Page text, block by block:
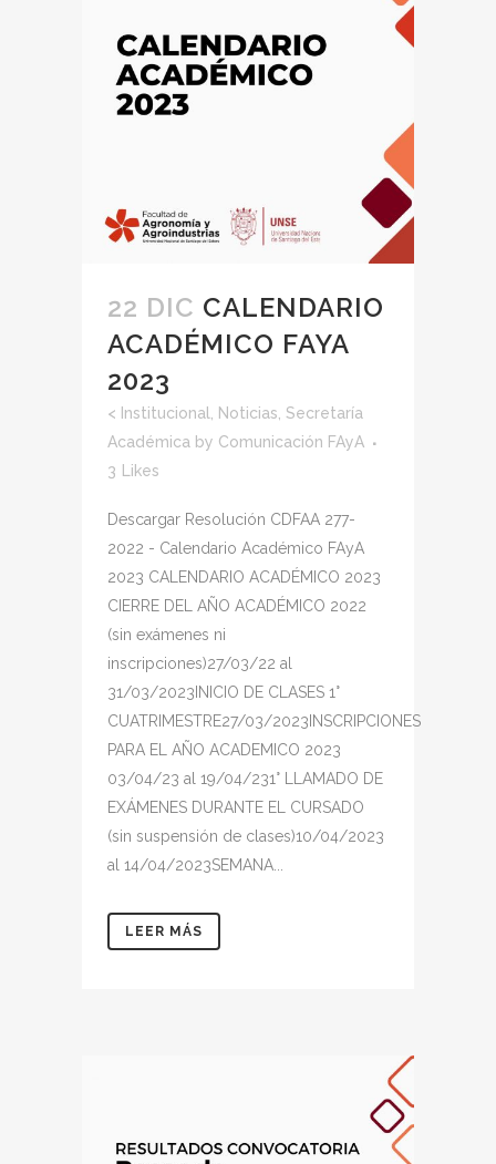
22 DIC CALENDARIO
ACADÉMICO FAYA
2023
< Institucional, Noticias, Secretaría
Académica by Comunicación FAyA
3 Likes
Descargar Resolución CDFAA 277-
2022 - Calendario Académico FAyA
2023 CALENDARIO ACADÉMICO 2023
CIERRE DEL AÑO ACADÉMICO 2022
(sin exámenes ni
inscripciones)27/03/22 al
31/03/2023INICIO DE CLASES 1°
CUATRIMESTRE27/03/2023INSCRIPCIONES
PARA EL AÑO ACADEMICO 2023
03/04/23 al 19/04/231° LLAMADO DE
EXÁMENES DURANTE EL CURSADO
(sin suspensión de clases)10/04/2023
al 14/04/2023SEMANA...
LEER MÁS